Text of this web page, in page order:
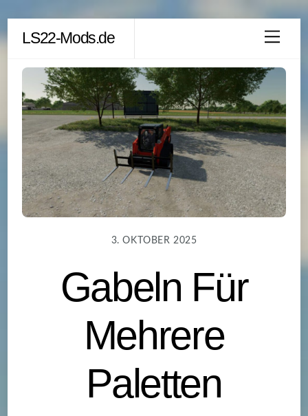
content
LS22-Mods.de
3. OKTOBER 2025
Gabeln Für
Mehrere
Paletten